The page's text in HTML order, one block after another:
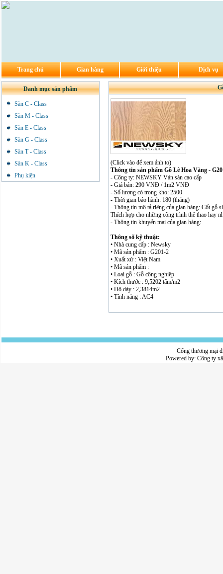
Trang chủ Gian hàng Giới thiệu Dịch vụ
Danh mục sản phẩm
Sàn C - Class
Sàn M - Class
Sàn E - Class
Sàn G - Class
Sàn T - Class
Sàn K - Class
Phụ kiện
(Click vào để xem ảnh to)
Thông tin sản phẩm Gỗ Lê Hoa Vàng -
- Công ty: NEWSKY Ván sàn cao cấp
- Giá bán: 290 VNĐ / 1m2 VNĐ
- Số lượng có trong kho: 2500
- Thời gian bảo hành: 180 (tháng)
- Thông tin mô tả riêng của gian hàng: Cốt gỗ
Thích hợp cho những công trình thể thao hay
- Thông tin khuyến mại của gian hàng:
Thông số kỹ thuật:
• Nhà cung cấp : Newsky
• Mã sản phẩm : G201-2
• Xuất xứ : Việt Nam
• Mã sản phẩm :
• Loại gỗ : Gỗ công nghiệp
• Kích thước : 9,5202 tấm/m2
• Độ dày : 2,3814m2
• Tính năng : AC4
Cổng thương mại
Powered by: Công ty